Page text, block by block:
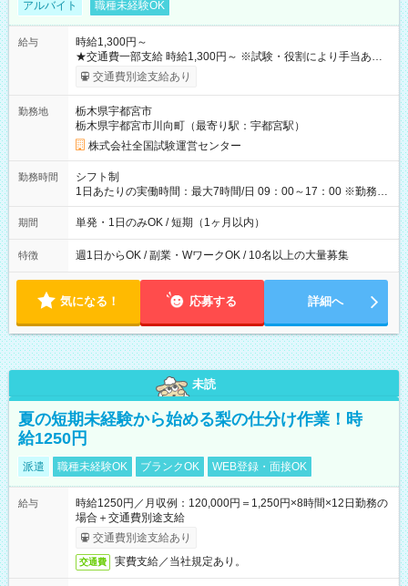
アルバイト 職種未経験OK
給与
時給1,300円～
★交通費一部支給 時給1,300円～ ※試験・役割により手当あり
※勤務回数により昇給あり 【即給（前払い）オプションあ
り！】 希望される場合、勤務から1週間ほどで給与の一部を受け
例】 ・河合塾模擬試験 8:30～17:30（休憩1時間） 時給1,300円
×8時間＝日収10,400円＋交通費 ※当日の役割により時給＋100
円の場合あり ・国家試験 7:00～13:30（休憩なし） 時給1,300
円（役割手当＋100円）×6時間＝日収8,400円＋交通費 【試用期
間】試用期間なし
交通費別途支給あり
勤務地
栃木県宇都宮市
栃木県宇都宮市川向町（最寄り駅：宇都宮駅）
株式会社全国試験運営センター
勤務時間
シフト制
1日あたりの実働時間：最大7時間/日 09：00～17：00 ※勤務時
間は 試験により異なります。
期間 単発・1日のみOK / 短期（1ヶ月以内）
特徴 週1日からOK / 副業・WワークOK / 10名以上の大量募集
気になる！ 応募する 詳細へ
未読
夏の短期未経験から始める梨の仕分け作業！時
給1250円
派遣 職種未経験OK ブランクOK WEB登録・面接OK
給与
時給1250円／月収例：120,000円＝1,250円×8時間×12日勤務の
場合＋交通費別途支給
交通費別途支給あり
交通費 実費支給／当社規定あり。